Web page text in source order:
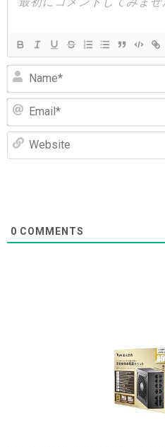
ョ
0 COMMENTS